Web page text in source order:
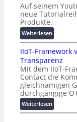
o
s
e
n
f
a
l
l
e
Z
ü
i
c
h
:
T
r
e
f
f
p
Auf seinem
neue
Produkte.
Weiterlesen:
W
ö
h
n
e
r
m
i
t
IIoT-
Transparenz
Mit dem IIoT-
Contact die
gleichnamigen
durchgängige
Weiterlesen:
I